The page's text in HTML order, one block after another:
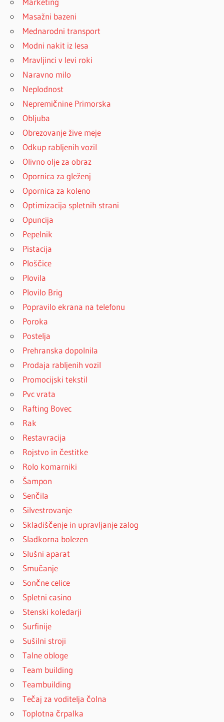
Masažni bazeni
Mednarodni transport
Modni nakit iz lesa
Mravljinci v levi roki
Naravno milo
Neplodnost
Nepremičnine Primorska
Obljuba
Obrezovanje žive meje
Odkup rabljenih vozil
Olivno olje za obraz
Opornica za gleženj
Opornica za koleno
Optimizacija spletnih strani
Opuncija
Pepelnik
Pistacija
Ploščice
Plovila
Plovilo Brig
Popravilo ekrana na telefonu
Poroka
Postelja
Prehranska dopolnila
Prodaja rabljenih vozil
Promocijski tekstil
Pvc vrata
Rafting Bovec
Rak
Restavracija
Rojstvo in čestitke
Rolo komarniki
Šampon
Senčila
Silvestrovanje
Skladiščenje in upravljanje zalog
Sladkorna bolezen
Slušni aparat
Smučanje
Sončne celice
Spletni casino
Stenski koledarji
Surfinije
Sušilni stroji
Talne obloge
Team building
Teambuilding
Tečaj za voditelja čolna
Toplotna črpalka